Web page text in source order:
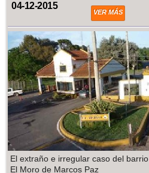
04-12-2015
VER MÁS
El extraño e irregular caso del barrio
El Moro de Marcos Paz